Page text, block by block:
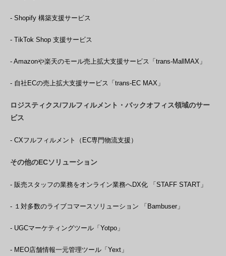
- Shopify 構築支援サービス
- TikTok Shop 支援サービス
- Amazonや楽天のモール売上拡大支援サービス「trans-MallMAX」
- 自社ECの売上拡大支援サービス「trans-EC MAX」
ロジスティクス/フルフィルメント・バックオフィス領域のサー
ビス
- CXフルフィルメント（EC専門物流支援）
その他のECソリューション
- 販売スタッフの業務をオンライン業務へDX化 「STAFF START」
- １対多数のライブコマースソリューション 「Bambuser」
- UGCマーケティングツール「Yotpo」
- MEO店舗情報一元管理ツール「Yext」